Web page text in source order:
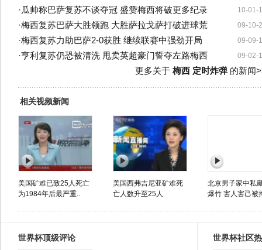
10-01-
·瓜帅称巴萨复苏不谈夺冠 盛赞梅西将破更多纪录
09-10-
·梅西复苏巴萨大胜领跑 大胜萨拉戈萨打破进球荒
09-09-
·梅西复苏力助巴萨2-0获胜 继续联赛中强劲开局
09-02-
·亨利复苏仍恐被清洗 甩卖英超豪门誓夺左路梅西
更多关于 梅西 定时炸弹的新闻
相关视频新闻
美国矿难已致25人死亡
为1984年后最严重..
美国西弗吉尼亚矿难死
亡人数升至25人
北京男子家中私
爆竹 害人害己被
世界杯顶级评论 世界杯社区